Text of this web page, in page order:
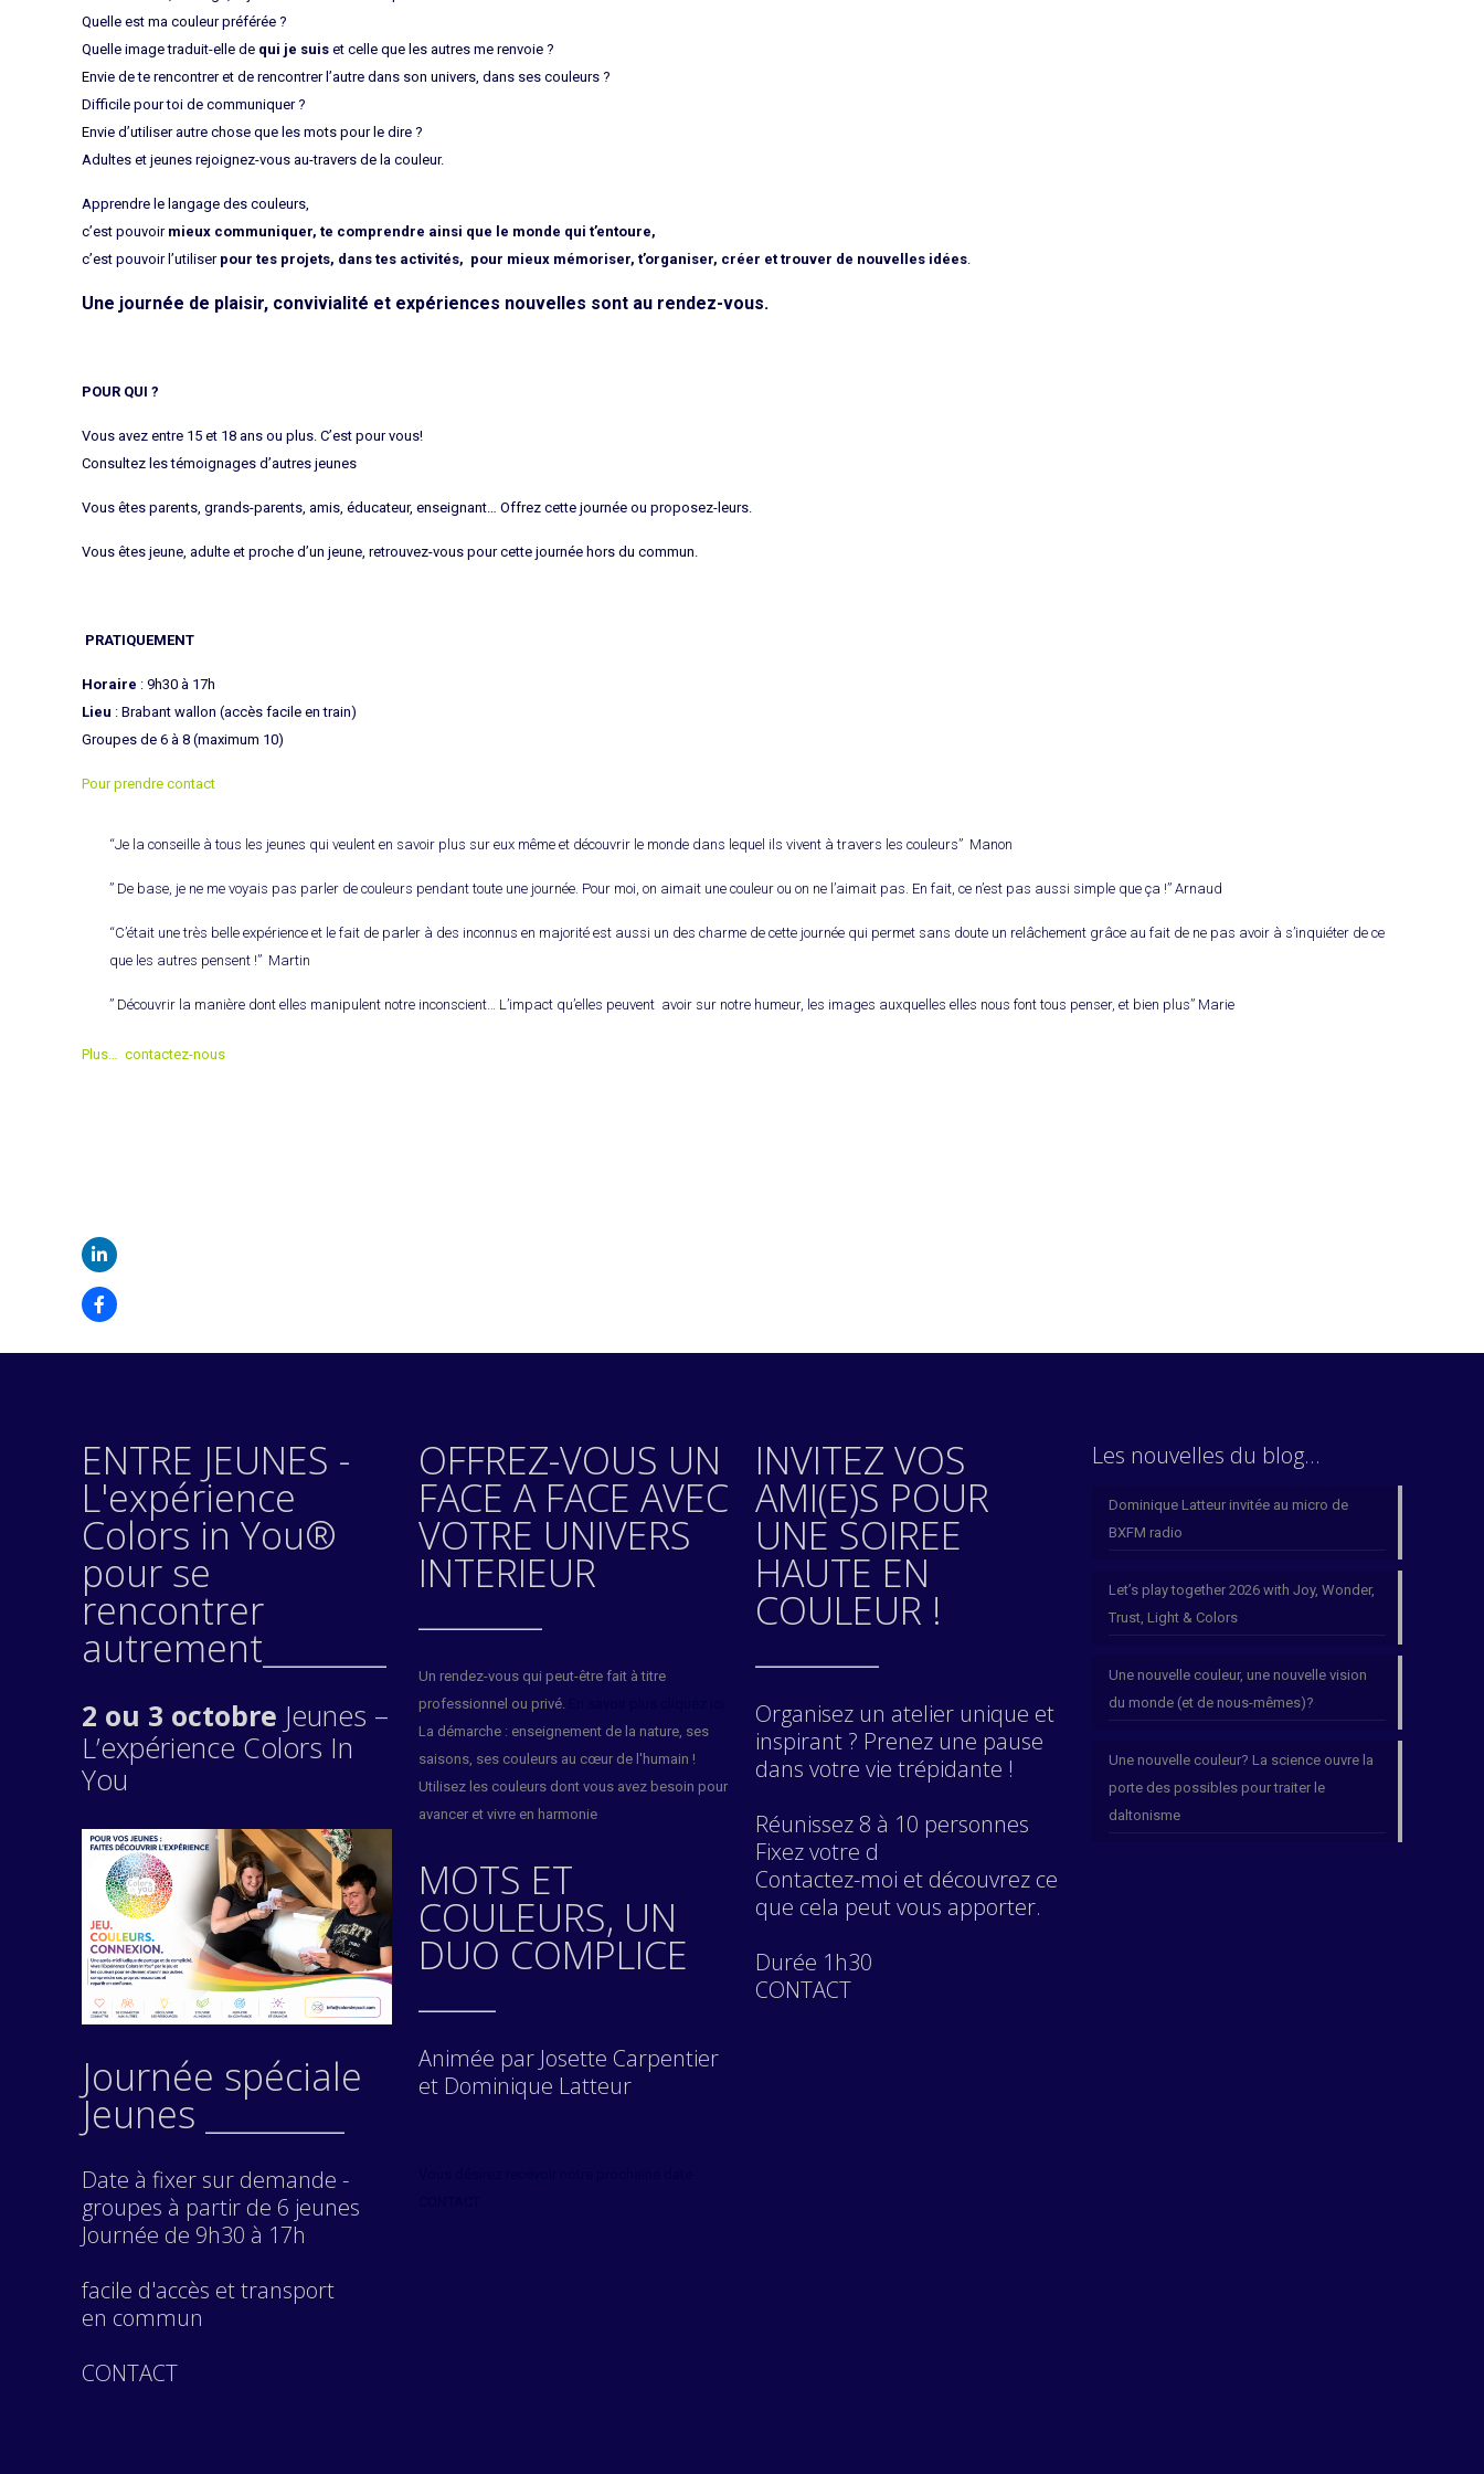
Quelle est ma couleur préférée ?
Quelle image traduit-elle de qui je suiset celle que les autres me renvoie ?
Envie de te rencontrer et de rencontrer l’autre dans son univers, dans ses couleurs ?
Difficile pour toi de communiquer ?
Envie d’utiliser autre chose que les mots pour le dire ?
Adultes et jeunes rejoignez-vous au-travers de la couleur.
Apprendre le langage des couleurs,
c’est pouvoir mieux communiquer, te comprendre ainsi que le monde qui t’entoure,
c’est pouvoir l’utiliserpour tes projets, dans tes activités, pour mieux mémoriser, t’organiser, créer et trouver de nouvelles idées.
Une journée de plaisir, convivialité et expériences nouvelles sont au rendez-vous.
POUR QUI ?
Vous avez entre 15 et 18 ans ou plus. C’est pour vous!
Consultez les témoignages d’autres jeunes
Vous êtes parents, grands-parents, amis, éducateur, enseignant… Offrez cette journée ou proposez-leurs.
Vous êtes jeune, adulte et proche d’un jeune, retrouvez-vous pour cette journée hors du commun.
PRATIQUEMENT
Horaire : 9h30 à 17h
Lieu : Brabant wallon (accès facile en train)
Groupes de 6 à 8 (maximum 10)
Pour prendre contact
“Je la conseille à tous les jeunes qui veulent en savoir plus sur eux même et découvrir le monde dans lequel ils vivent à travers les couleurs” Manon
” De base, je ne me voyais pas parler de couleurs pendant toute une journée. Pour moi, on aimait une couleur ou on ne l’aimait pas. En fait, ce n’est pas aussi simple que ça !” Arnaud
“C’était une très belle expérience et le fait de parler à des inconnus en majorité est aussi un des charme de cette journée qui permet sans doute un relâchement grâce au fait de ne pas avoir à s’inquiéter de ce
que les autres pensent !” Martin
” Découvrir la manière dont elles manipulent notre inconscient… L’impact qu’elles peuvent avoir sur notre humeur, les images auxquelles elles nous font tous penser, et bien plus” Marie
Plus… contactez-nous
ENTRE JEUNES -
L'expérience
Colors in You®
pour se
rencontrer
autrement________
2 ou 3 octobre Jeunes –
L’expérience Colors In
You
Journée spéciale
Jeunes _________
Date à fixer sur demande -
groupes à partir de 6 jeunes
Journée de 9h30 à 17h
facile d'accès et transport
en commun
CONTACT
OFFREZ-VOUS UN
FACE A FACE AVEC
VOTRE UNIVERS
INTERIEUR
Un rendez-vous qui peut-être fait à titre
professionnel ou privé.
La démarche : enseignement de la nature, ses
saisons, ses couleurs au cœur de l'humain !
Utilisez les couleurs dont vous avez besoin pour
avancer et vivre en harmonie
MOTS ET
COULEURS, UN
DUO COMPLICE
Animée par Josette Carpentier
et Dominique Latteur
INVITEZ VOS
AMI(E)S POUR
UNE SOIREE
HAUTE EN
COULEUR !
Organisez un atelier unique et
inspirant ? Prenez une pause
dans votre vie trépidante !
Réunissez 8 à 10 personnes
Fixez votre d
Contactez-moi et découvrez ce
que cela peut vous apporter.
Durée 1h30
CONTACT
Les nouvelles du blog…
Dominique Latteur invitée au micro de
BXFM radio
Let’s play together 2026 with Joy, Wonder,
Trust, Light & Colors
Une nouvelle couleur, une nouvelle vision
du monde (et de nous-mêmes)?
Une nouvelle couleur? La science ouvre la
porte des possibles pour traiter le
daltonisme